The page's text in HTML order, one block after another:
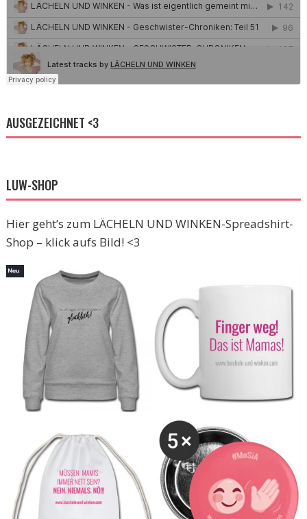
AUSGEZEICHNET <3
LUW-SHOP
Hier geht’s zum LÄCHELN UND WINKEN-Spreadshirt-
Shop – klick aufs Bild! <3